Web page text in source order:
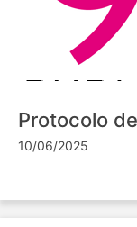
Protocolo
10/06/2025